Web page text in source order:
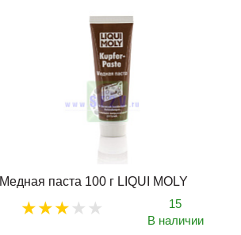
Медная паста 100 г LIQUI MOLY
15
В наличии